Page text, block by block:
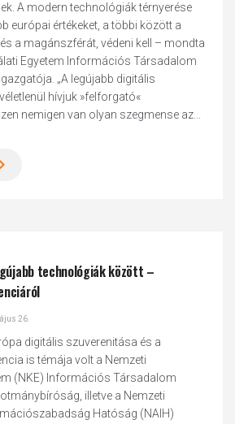
A modern technológiák térnyerése
európai értékeket, a többi között a
a magánszférát, védeni kell – mondta
Egyetem Információs Társadalom
„A legújabb digitális
hívjuk »felforgató«
nemigen van olyan szegmense az...
technológiák között –
26.
digitális szuverenitása és a
is témája volt a Nemzeti
(NKE) Információs Társadalom
illetve a Nemzeti
Hatóság (NAIH)